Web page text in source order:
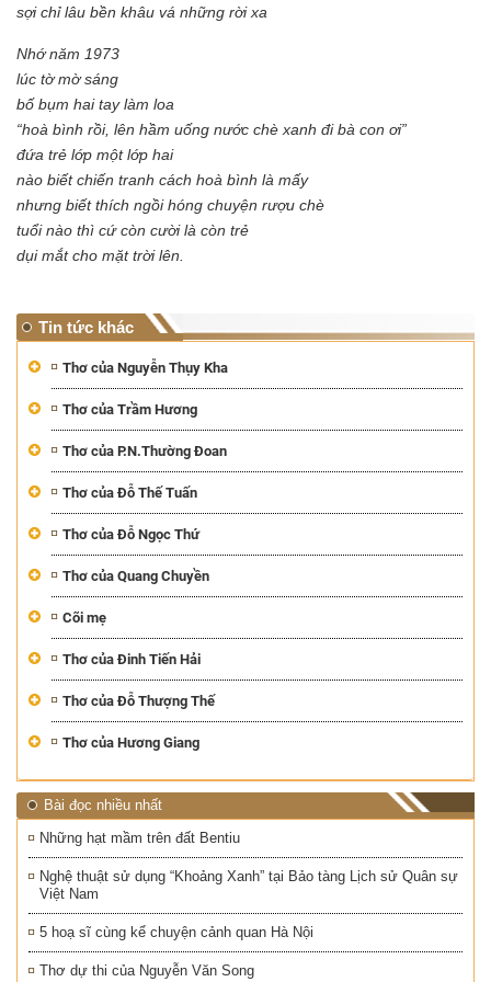
sợi chỉ lâu bền khâu vá những rời xa
Nhớ năm 1973
lúc tờ mờ sáng
bố bụm hai tay làm loa
“hoà bình rồi, lên hầm uống nước chè xanh đi bà con ơi”
đứa trẻ lớp một lớp hai
nào biết chiến tranh cách hoà bình là mấy
nhưng biết thích ngồi hóng chuyện rượu chè
tuổi nào thì cứ còn cười là còn trẻ
dụi mắt cho mặt trời lên.
Tin tức khác
Thơ của Nguyễn Thụy Kha
Thơ của Trầm Hương
Thơ của P.N.Thường Đoan
Thơ của Đỗ Thế Tuấn
Thơ của Đỗ Ngọc Thứ
Thơ của Quang Chuyền
Cõi mẹ
Thơ của Đinh Tiến Hải
Thơ của Đỗ Thượng Thế
Thơ của Hương Giang
Bài đọc nhiều nhất
Những hạt mầm trên đất Bentiu
Nghệ thuật sử dụng “Khoảng Xanh” tại Bảo tàng Lịch sử Quân sự
Việt Nam
5 hoạ sĩ cùng kể chuyện cảnh quan Hà Nội
Thơ dự thi của Nguyễn Văn Song